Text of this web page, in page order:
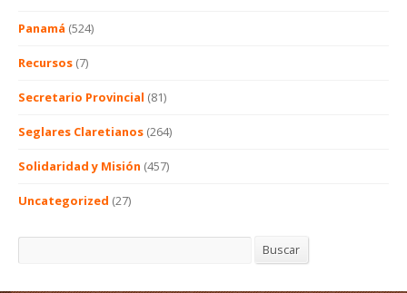
Panamá (524)
Recursos (7)
Secretario Provincial (81)
Seglares Claretianos (264)
Solidaridad y Misión (457)
Uncategorized (27)
Buscar